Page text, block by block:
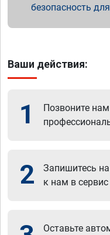
безопасность
Ваши действия:
1 Позвоните нам
2
Запишитесь
к нам в
Оставьте